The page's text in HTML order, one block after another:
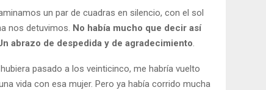
un par de cuadras en silencio, con el sol
nos detuvimos. No había mucho que decir así
abrazo de despedida y de agradecimiento.
pasado a los veinticinco, me habría vuelto
vida con esa mujer. Pero ya había corrido mucha